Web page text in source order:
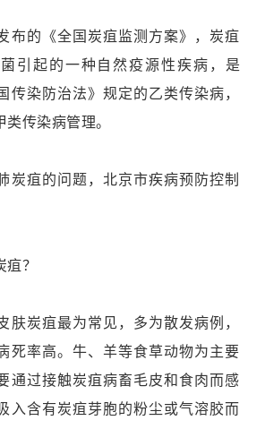
布的《全国炭疽监测方案》，炭疽
引起的一种自然疫源性疾病，是
传染防治法》规定的乙类传染病，
传染病管理。
炭疽的问题，北京市疾病预防控制
？
肤炭疽最为常见，多为散发病例，
死率高。牛、羊等食草动物为主要
通过接触炭疽病畜毛皮和食肉而感
入含有炭疽芽胞的粉尘或气溶胶而